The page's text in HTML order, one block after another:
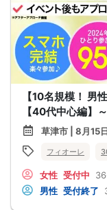
【10名規模！ 男
【40代中心編】
草津市 | 8月15
フィオーレ
女性 受付中
男性 受付終了